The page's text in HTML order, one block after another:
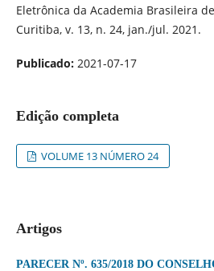
Eletrônica da Academia Brasileira
Curitiba, v. 13, n. 24, jan./jul. 2021.
Publicado: 2021-07-17
Edição completa
VOLUME 13 NÚMERO 24
Artigos
PARECER Nº. 635/2018 DO